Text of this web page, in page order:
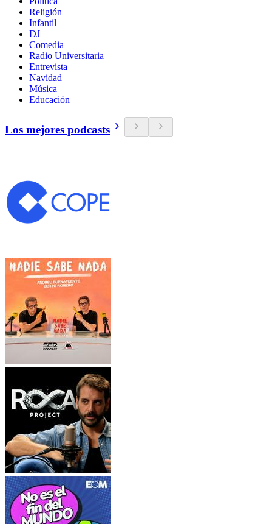
Religión
Infantil
DJ
Comedia
Radio Universitaria
Entrevista
Navidad
Música
Educación
Los mejores podcasts